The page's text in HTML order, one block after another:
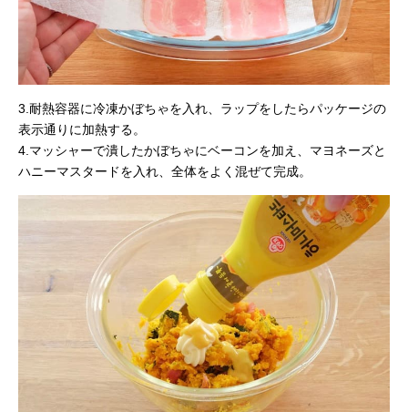
3.耐熱容器に冷凍かぼちゃを入れ、ラップをしたらパッケージの
表示通りに加熱する。
4.マッシャーで潰したかぼちゃにベーコンを加え、マヨネーズと
ハニーマスタードを入れ、全体をよく混ぜて完成。